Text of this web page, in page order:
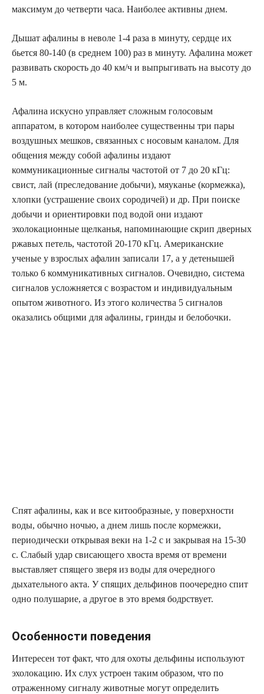
максимум до четверти часа. Наиболее активны днем.
Дышат афалины в неволе 1-4 раза в минуту, сердце их
бьется 80-140 (в среднем 100) раз в минуту. Афалина может
развивать скорость до 40 км/ч и выпрыгивать на высоту до
5 м.
Афалина искусно управляет сложным голосовым
аппаратом, в котором наиболее существенны три пары
воздушных мешков, связанных с носовым каналом. Для
общения между собой афалины издают
коммуникационные сигналы частотой от 7 до 20 кГц:
свист, лай (преследование добычи), мяуканье (кормежка),
хлопки (устрашение своих сородичей) и др. При поиске
добычи и ориентировки под водой они издают
эхолокационные щелканья, напоминающие скрип дверных
ржавых петель, частотой 20-170 кГц. Американские
ученые у взрослых афалин записали 17, а у детенышей
только 6 коммуникативных сигналов. Очевидно, система
сигналов усложняется с возрастом и индивидуальным
опытом животного. Из этого количества 5 сигналов
оказались общими для афалины, гринды и белобочки.
Спят афалины, как и все китообразные, у поверхности
воды, обычно ночью, а днем лишь после кормежки,
периодически открывая веки на 1-2 с и закрывая на 15-30
с. Слабый удар свисающего хвоста время от времени
выставляет спящего зверя из воды для очередного
дыхательного акта. У спящих дельфинов поочередно спит
одно полушарие, а другое в это время бодрствует.
Особенности поведения
Интересен тот факт, что для охоты дельфины используют
эхолокацию. Их слух устроен таким образом, что по
отраженному сигналу животные могут определить